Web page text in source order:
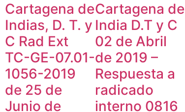
Cartagena de
Indias, D. T. y
C Rad Ext
TC-GE-07.01-
1056-2019
de 25 de
Junio de
Cartagena de
India D.T y C
02 de Abril
de 2019 –
Respuesta a
radicado
interno 0816